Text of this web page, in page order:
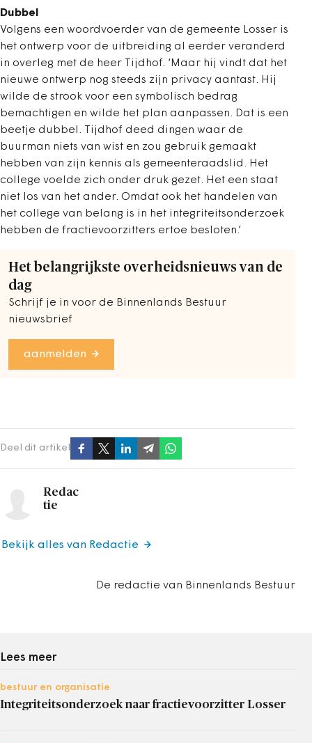
Dubbel
Volgens een woordvoerder van de gemeente Losser is
het ontwerp voor de uitbreiding al eerder veranderd
in overleg met de heer Tijdhof. ‘Maar hij vindt dat het
nieuwe ontwerp nog steeds zijn privacy aantast. Hij
wilde de strook voor een symbolisch bedrag
bemachtigen en wilde het plan aanpassen. Dat is een
beetje dubbel. Tijdhof deed dingen waar de
buurman niets van wist en zou gebruik gemaakt
hebben van zijn kennis als gemeenteraadslid. Het
college voelde zich onder druk gezet. Het een staat
niet los van het ander. Omdat ook het handelen van
het college van belang is in het integriteitsonderzoek
hebben de fractievoorzitters ertoe besloten.’
Het belangrijkste overheidsnieuws van de
dag
Schrijf je in voor de Binnenlands Bestuur
nieuwsbrief
aanmelden
Deel dit artikel
Redac
tie
De redactie van Binnenlands Bestuur
Bekijk alles van Redactie
Lees meer
bestuur en organisatie
Integriteitsonderzoek naar fractievoorzitter Losser